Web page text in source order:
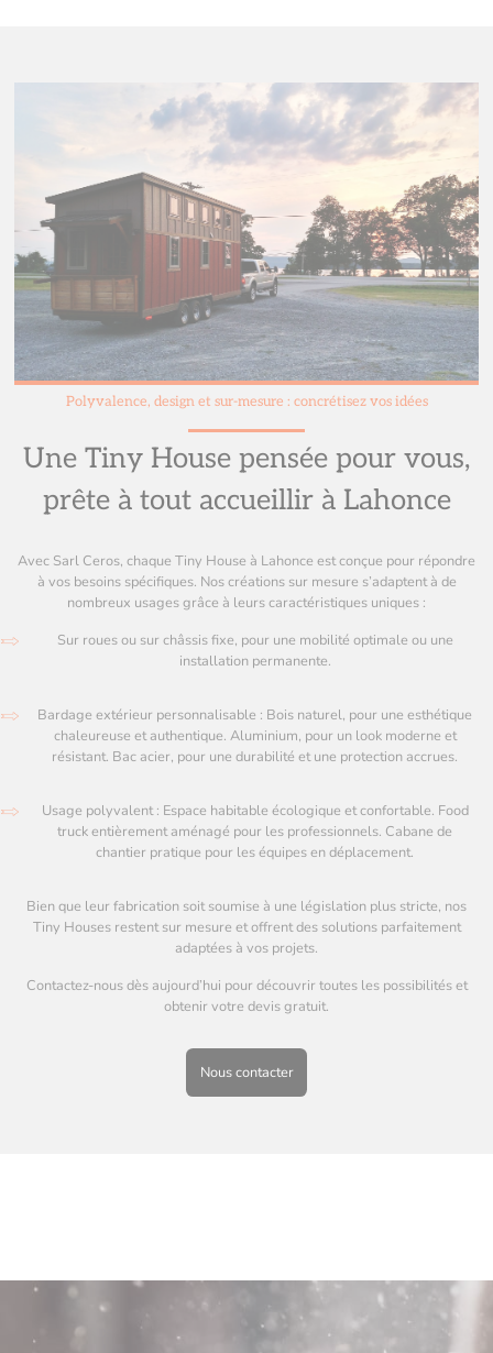
Polyvalence, design et sur-mesure : concrétisez vos idées
Une Tiny House pensée pour vous,
prête à tout accueillir à Lahonce
Avec Sarl Ceros, chaque Tiny House à Lahonce est conçue pour répondre
à vos besoins spécifiques. Nos créations sur mesure s’adaptent à de
nombreux usages grâce à leurs caractéristiques uniques :
Sur roues ou sur châssis fixe, pour une mobilité optimale ou une
installation permanente.
Bardage extérieur personnalisable : Bois naturel, pour une esthétique
chaleureuse et authentique. Aluminium, pour un look moderne et
résistant. Bac acier, pour une durabilité et une protection accrues.
Usage polyvalent : Espace habitable écologique et confortable. Food
truck entièrement aménagé pour les professionnels. Cabane de
chantier pratique pour les équipes en déplacement.
Bien que leur fabrication soit soumise à une législation plus stricte, nos
Tiny Houses restent sur mesure et offrent des solutions parfaitement
adaptées à vos projets.
Contactez-nous dès aujourd’hui pour découvrir toutes les possibilités et
obtenir votre devis gratuit.
Nous contacter